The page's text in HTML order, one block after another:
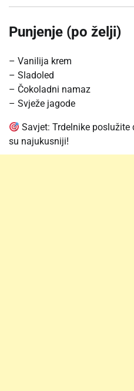
Punjenje (po želji)
– Vanilija krem
– Sladoled
– Čokoladni namaz
– Svježe jagode
Savjet: Trdelnike
su najukusniji!